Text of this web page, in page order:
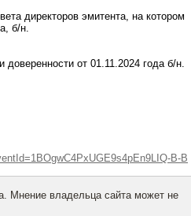
директоров эмитента, на котором
б/н.
от 01.11.2024 года б/н.
B-B
Мнение владельца сайта может не